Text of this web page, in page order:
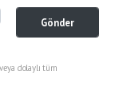
Gönder
dolaylı tüm